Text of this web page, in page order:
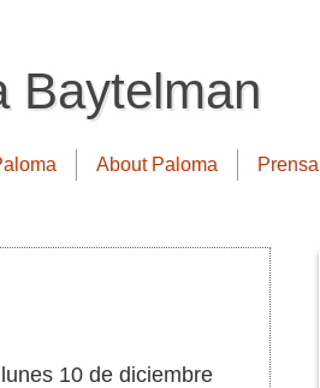
Baytelman
About Paloma Prensa
10 de diciembre